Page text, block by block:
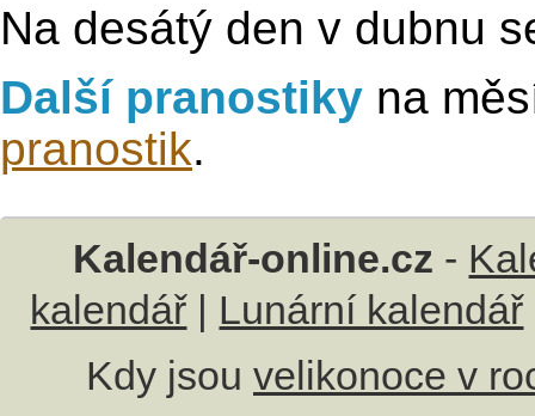
Na desátý den v dubnu
Další pranostiky na
pranostik.
Kalendář-online.cz -
kalendář| Lunární kalendář
Kdy jsou velikonoce v